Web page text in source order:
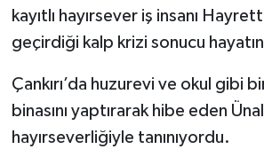
kayıtlı hayırsever iş insanı
geçirdiği kalp krizi sonucu
Çankırı’da huzurevi ve okul gibi
binasını yaptırarak hibe eden
hayırseverliğiyle tanınıyordu.
BİLİM&TEKNOLOJİ
TÜRKİYE